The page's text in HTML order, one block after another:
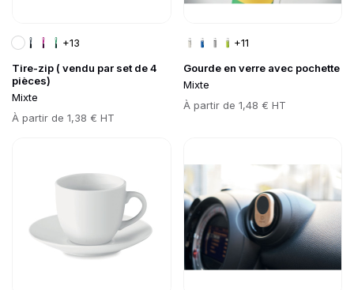
Tire-zip ( vendu par set de 4
pièces)
Mixte
Prix
À partir de 1,38 € HT
+13
Gourde en verre avec pochette
Mixte
Prix
À partir de 1,48 € HT
+11